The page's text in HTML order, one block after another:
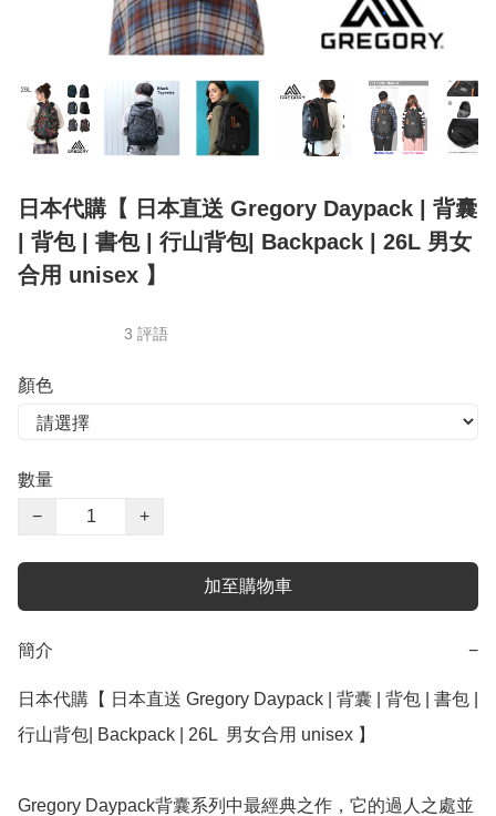
日本代購【 日本直送 Gregory Daypack | 背囊
| 背包 | 書包 | 行山背包| Backpack | 26L 男女
合用 unisex 】
3 評語
顏色
數量
−
+
加至購物車
簡介 −
日本代購【 日本直送 Gregory Daypack | 背囊 | 背包 | 書包 |
行山背包| Backpack | 26L  男女合用 unisex 】
Gregory Daypack背囊系列中最經典之作，它的過人之處並